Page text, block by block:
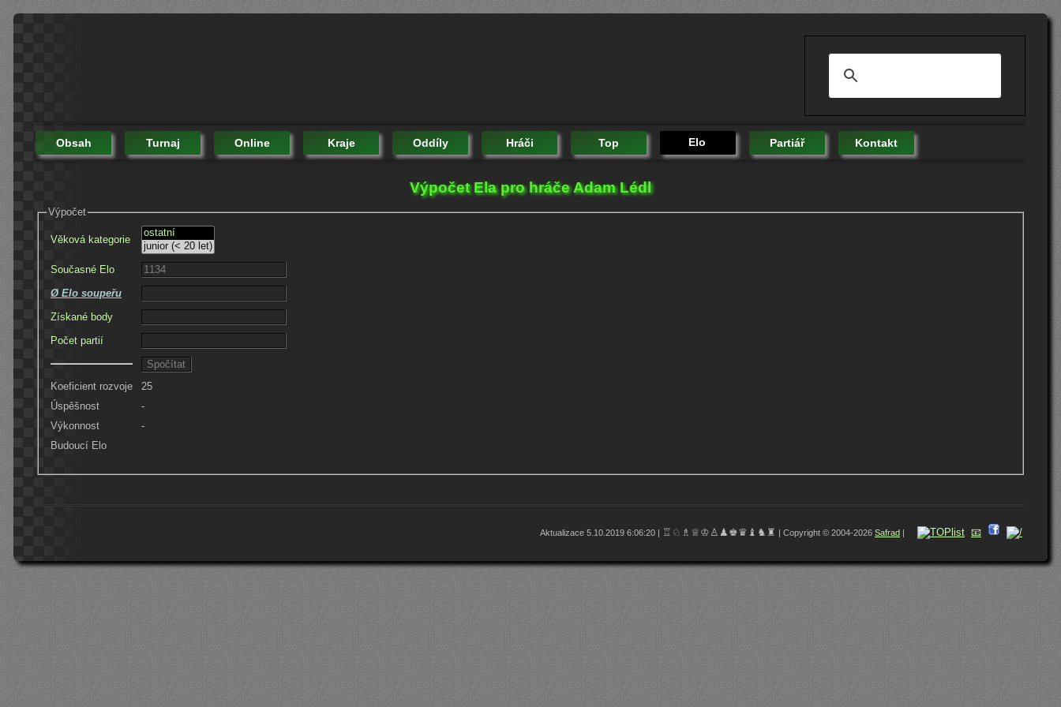
Obsah Turnaj Online Kraje Oddíly Hráči Top Elo Partiář Kontakt
Výpočet Ela pro hráče Adam Lédl
Výpočet
Věková kategorie
Současné Elo
Ø Elo soupeřu
Získané body
Počet partií
Koeficient rozvoje
25
Úspěšnost
-
Výkonnost
-
Budoucí Elo
Aktualizace 5.10.2019 6:06:20 | ♖♘♗♕♔♙♟♚♛♝♞♜ | Copyright © 2004-2026 Safrad | 📧